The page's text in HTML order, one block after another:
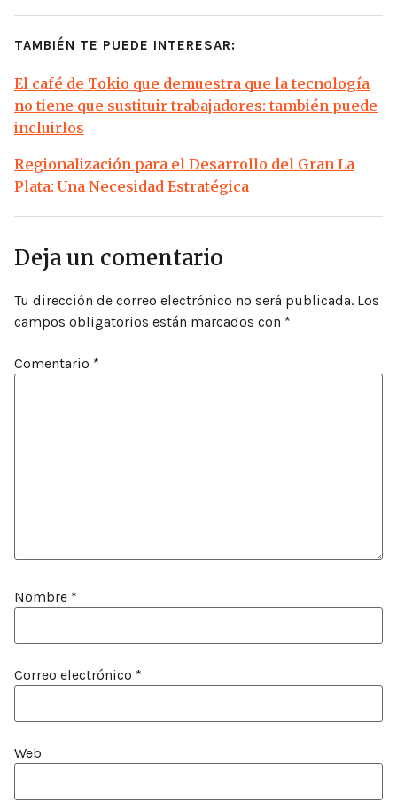
TAMBIÉN TE PUEDE INTERESAR:
El café de Tokio que demuestra que la tecnología
no tiene que sustituir trabajadores: también puede
incluirlos
Regionalización para el Desarrollo del Gran La
Plata: Una Necesidad Estratégica
Deja un comentario
Tu dirección de correo electrónico no será publicada. Los
campos obligatorios están marcados con *
Comentario *
Nombre *
Correo electrónico *
Web